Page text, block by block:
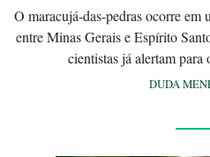
O maracujá-das-pedras ocorre em
entre Minas Gerais e Espírito
cientistas já alertam para
DUDA